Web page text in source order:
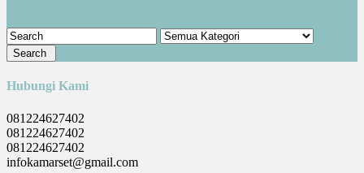
Hubungi Kami
081224627402
081224627402
081224627402
infokamarset@gmail.com